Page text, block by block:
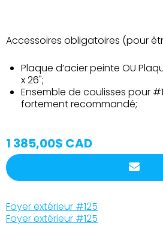
Accessoires obligatoires (pour
Plaque d’acier peinte OU
x 26";
Ensemble de coulisses pour
fortement recommandé;
1 385,00$ CAD
Foyer extérieur #125
Foyer extérieur #125